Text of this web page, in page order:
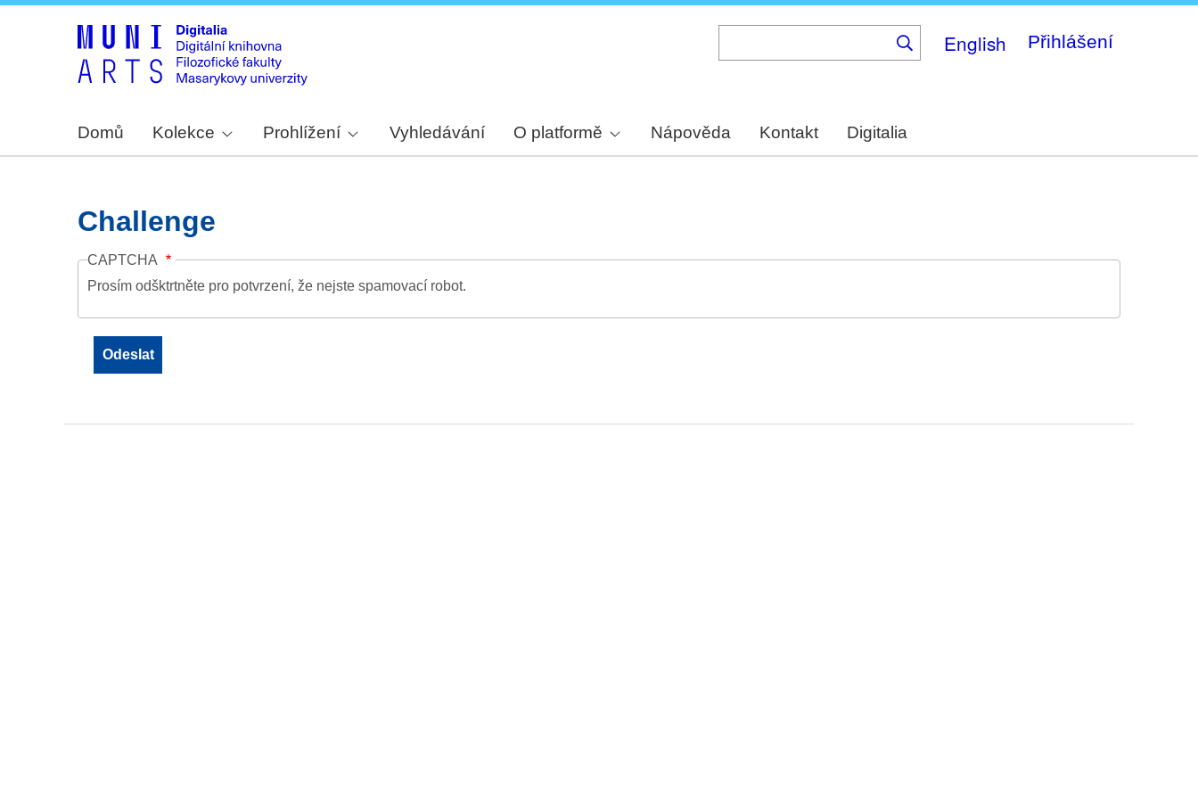
English Přihlášení
Domů Kolekce Prohlížení Vyhledávání O platformě Nápověda Kontakt Digitalia
Challenge
CAPTCHA
Prosím odšktrtněte pro potvrzení, že nejste spamovací robot.